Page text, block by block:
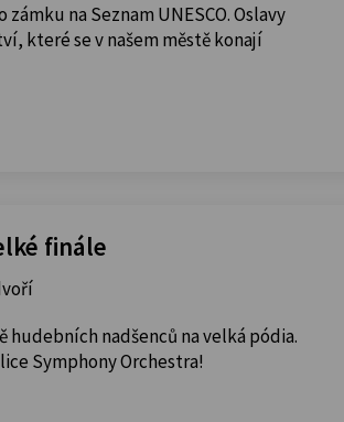
na Seznam UNESCO. Oslavy
které se v našem městě konají
finále
nadšenců na velká pódia.
Symphony Orchestra!